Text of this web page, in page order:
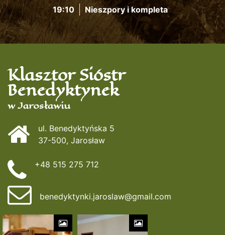
19:10
Nieszpory i kompleta
Klasztor Sióstr
Benedyktynek
w Jarosławiu
ul. Benedyktyńska 5
37-500, Jarosław
+48 515 275 712
benedyktynki.jaroslaw@gmail.com